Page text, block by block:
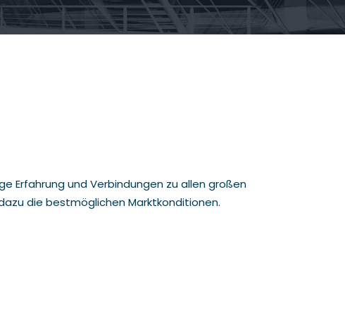
Erfahrung und Verbindungen zu allen großen
die bestmöglichen Marktkonditionen.